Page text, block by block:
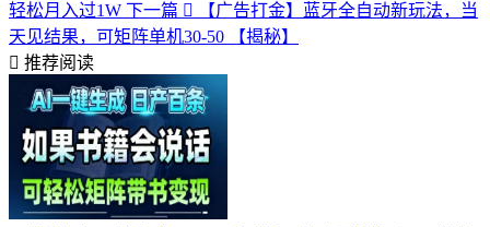
轻松月入过1W 下一篇
【广告打金】蓝牙全自动新玩法，当
天见结果，可矩阵单机30-50 【揭秘】
推荐阅读